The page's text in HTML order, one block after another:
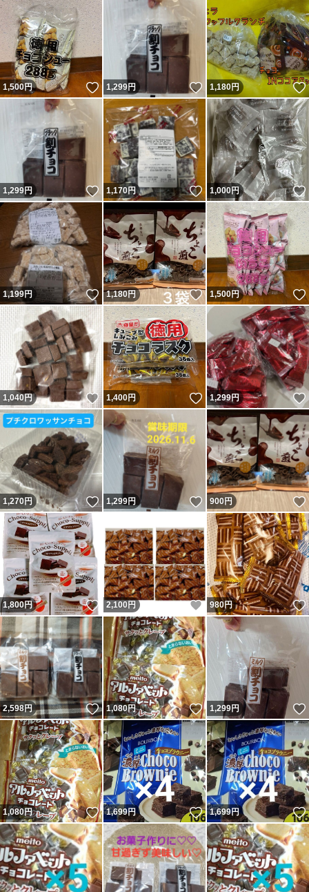
1,500円 いいね！
1,299円 いいね！
1,180円
1,299円 いいね！
1,170円 いいね！
1,000円
1,199円 いいね！
1,180円 いいね！
1,500円
1,040円 いいね！
1,400円 いいね！
1,299円
1,270円 いいね！
1,299円 いいね！
900円
1,800円 いいね！
2,100 円 いいね！
980円
2,598円 いいね！
1,080円 いいね！
1,299円
1,080円 いいね！
1,699円 いいね！
1,699円